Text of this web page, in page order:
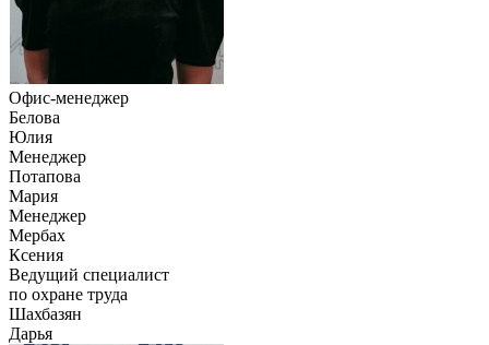
Офис-менеджер
Белова
Юлия
Менеджер
Потапова
Мария
Менеджер
Мербах
Ксения
Ведущий специалист
по охране труда
Шахбазян
Дарья